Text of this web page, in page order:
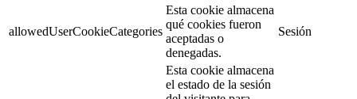
allowedUserCookieCategories
Esta cookie almacena
qué cookies fueron
aceptadas o
denegadas.
Sesión
Esta cookie almacena
el estado de la sesión